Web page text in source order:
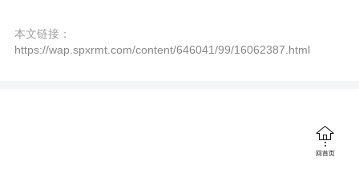
本文链接：
https://wap.spxrmt.com/content/646041/99/16062387.html

回首页